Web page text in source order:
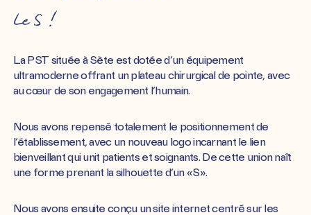
Le S !
La PST située à Sète est dotée d’un équipement
ultramoderne offrant un plateau chirurgical de pointe, avec
au cœur de son engagement l’humain.
Nous avons repensé totalement le positionnement de
l’établissement, avec un nouveau logo incarnant le lien
bienveillant qui unit patients et soignants. De cette union naît
une forme prenant la silhouette d’un «S».
Nous avons ensuite conçu un site internet centré sur les